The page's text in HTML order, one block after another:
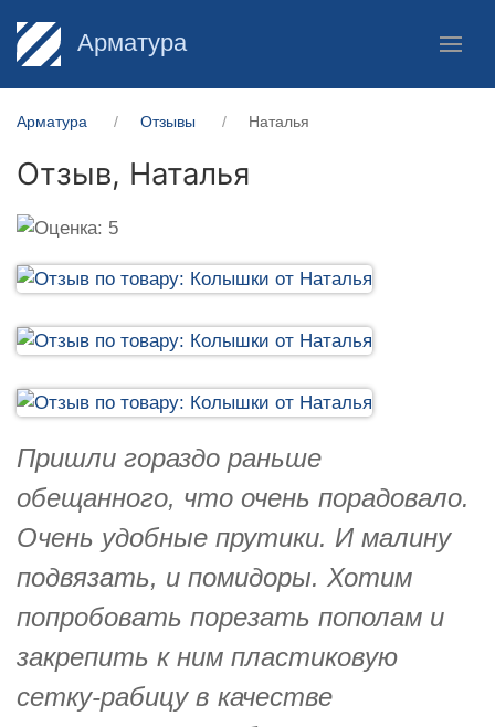
Арматура
Арматура Отзывы Наталья
Отзыв, Наталья
Пришли гораздо раньше
обещанного, что очень порадовало.
Очень удобные прутики. И малину
подвязать, и помидоры. Хотим
попробовать порезать пополам и
закрепить к ним пластиковую
сетку-рабицу в качестве